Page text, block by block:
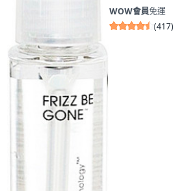
WOW會員免運
(417)